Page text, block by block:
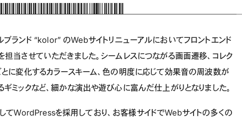
ブランド “kolor” のWebサイトリニューアルにおいてフロントエンド
担当させていただきました。シームレスにつながる画面遷移、コレク
とに変化するカラースキーム、色の明度に応じて効果音の周波数が
ギミックなど、細かな演出や遊び心に富んだ仕上がりとなりました。
てWordPressを採用しており、お客様サイドでWebサイトの多くの